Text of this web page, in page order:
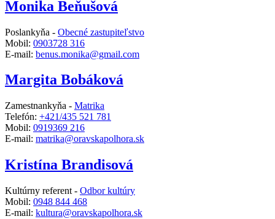
Monika Beňušová
Poslankyňa - Obecné zastupiteľstvo
Mobil: 0903728 316
E-mail: benus.monika@gmail.com
Margita Bobáková
Zamestnankyňa - Matrika
Telefón: +421/435 521 781
Mobil: 0919369 216
E-mail: matrika@oravskapolhora.sk
Kristína Brandisová
Kultúrny referent - Odbor kultúry
Mobil: 0948 844 468
E-mail: kultura@oravskapolhora.sk